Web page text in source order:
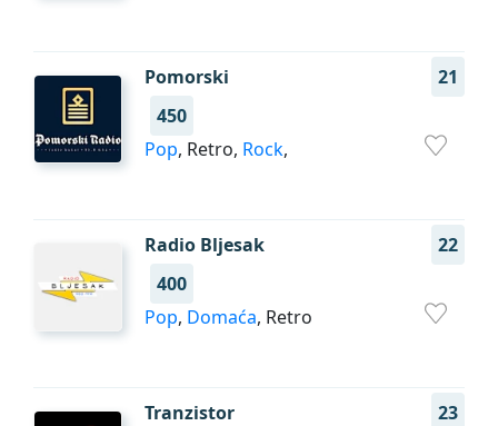
Pomorski
21
450
Pop, Retro, Rock,
Radio Bljesak
22
400
Pop, Domaća, Retro
Tranzistor
23